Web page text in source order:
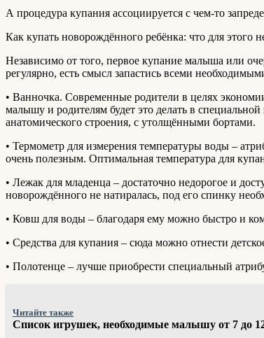
А процедура купания ассоциируется с чем-то
Как купать новорождённого ребёнка: что для этого
Независимо от того, первое купание малыша или
регулярно, есть смысл запастись всеми
• Ванночка. Современные родители в целях
малышу и родителям будет это делать в
анатомического строения, с утолщёнными бортами.
• Термометр для измерения температуры воды –
очень полезным. Оптимальная температура для
• Лежак для младенца – достаточно недорогое и
новорождённого не натиралась, под его спинку
• Ковш для воды – благодаря ему можно быстро и
• Средства для купания – сюда можно отнести
• Полотенце – лучше приобрести специальный
Читайте также
Список игрушек, необходимые малышу от 7 до